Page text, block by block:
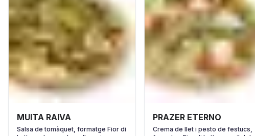
MUITA RAIVA
Salsa de tomàquet, formatge Fior di
PRAZER ETERNO
Crema de llet i pesto de festucs,